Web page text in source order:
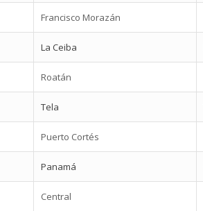
Francisco Morazán
La Ceiba
Roatán
Tela
Puerto Cortés
Panamá
Central